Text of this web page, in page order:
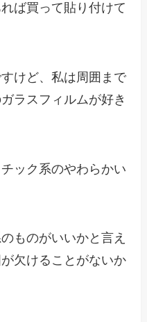
ば買って貼り付けて
けど、私は周囲まで
ラスフィルムが好き
ック系のやわらかい
ものがいいかと言え
欠けることがないか